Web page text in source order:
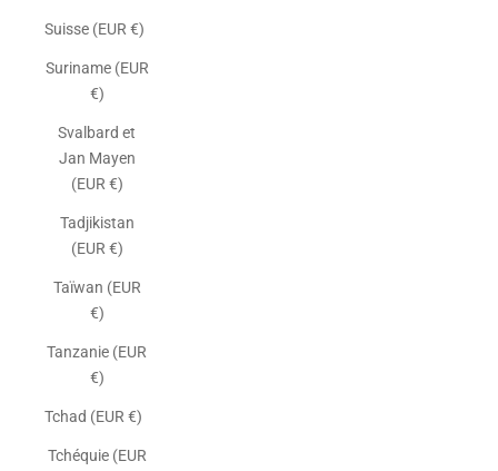
Suisse (EUR €)
Suriname (EUR
€)
Svalbard et
Jan Mayen
(EUR €)
Tadjikistan
(EUR €)
Taïwan (EUR
€)
Tanzanie (EUR
€)
Tchad (EUR €)
Tchéquie (EUR